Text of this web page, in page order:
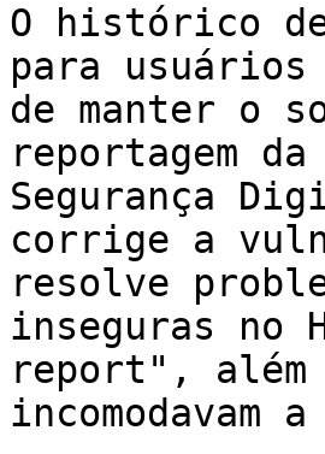
O histórico
para usuários
de manter o
reportagem
Segurança
corrige a
resolve
inseguras no
report", além
incomodavam